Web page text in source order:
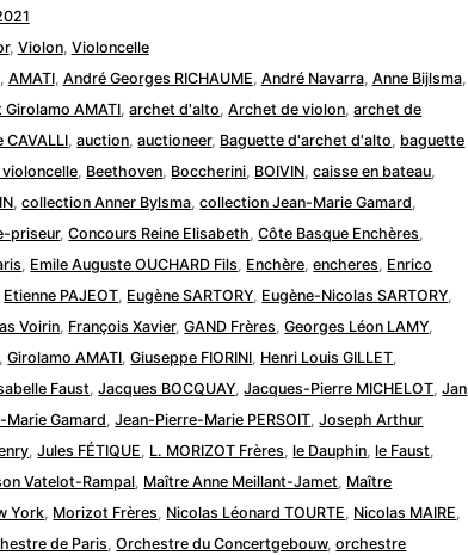
, Violon, Violoncelle
, AMATI, André Georges RICHAUME, André Navarra, Anne Bijlsma,
AMATI,archet d'alto,Archet de violon,archet de
CAVALLI,auction,auctioneer, Baguette d'archet d'alto, baguette
, Beethoven, Boccherini, BOIVIN,caisse en bateau,
,collection Anner Bylsma,collection Jean-Marie Gamard,
priseur,Concours Reine Elisabeth,Côte Basque Enchères,
, Emile Auguste OUCHARD Fils, Enchère,encheres, Enrico
Etienne PAJEOT, Eugène SARTORY, Eugène-Nicolas SARTORY,
Voirin, François Xavier,GAND Frères,Georges Léon LAMY,
,Girolamo AMATI,Giuseppe FIORINI, Henri Louis GILLET,
Faust,Jacques BOCQUAY,Jacques-Pierre MICHELOT,Jan
Marie Gamard,Jean-Pierre-Marie PERSOIT,Joseph Arthur
,Jules FÉTIQUE, L. MORIZOT Frères,le Dauphin,le Faust,
Vatelot-Rampal, Maître Anne Meillant-Jamet, Maître
York, Morizot Frères, Nicolas Léonard TOURTE, Nicolas MAIRE,
de Paris,Orchestre du Concertgebouw,orchestre